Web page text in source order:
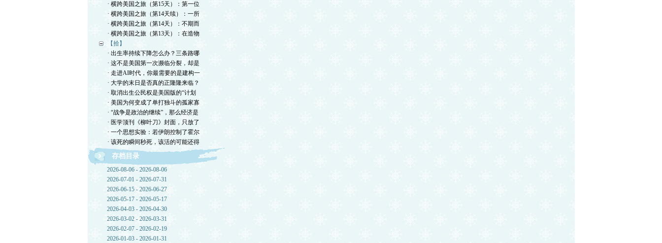
· 横跨美国之旅（第15天）：第一位
· 横跨美国之旅（第14天续）：一所
· 横跨美国之旅（第14天）：不期而
· 横跨美国之旅（第13天）：在造物
【拾】
· 出生率持续下降怎么办？三条路哪
· 这不是美国第一次濒临分裂，却是
· 走进AI时代，你最需要的是建构一
· 大学的末日是否真的正隆隆来临？
· 取消出生公民权是美国版的“计划
· 美国为何变成了单打独斗的孤家寡
· “战争是政治的继续”，那么经济是
· 医学顶刊《柳叶刀》封面，只放了
· 一个思想实验：若伊朗控制了霍尔
· 该死的瞬间秒死，该活的可能还得
存档目录
2026-08-06 - 2026-08-06
2026-07-01 - 2026-07-31
2026-06-15 - 2026-06-27
2026-05-17 - 2026-05-17
2026-04-03 - 2026-04-30
2026-03-02 - 2026-03-31
2026-02-07 - 2026-02-19
2026-01-03 - 2026-01-31